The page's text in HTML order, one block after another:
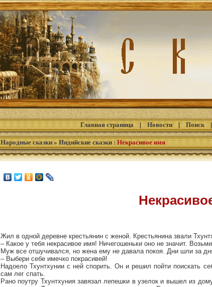
Главная страница| Новости| Поиск
Народные сказки » Индийские сказки : Некрасивое имя
Жил в одной деревне крестьянин с женой. Крестьянина звали
– Какое у тебя некрасивое имя! Ничегошеньки оно не значит.
Муж все отшучивался, но жена ему не давала покоя. Дни шли за
– Выбери себе имечко покрасивей!
Надоело Тхунтхунии с ней спорить. Он и решил пойти поискать
сам лег спать.
Рано поутру Тхунтхуния завязал лепешки в узелок и вышел из